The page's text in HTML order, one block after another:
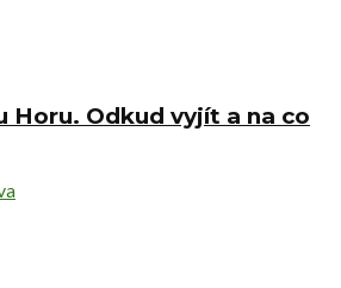
Horu. Odkud vyjít a na co